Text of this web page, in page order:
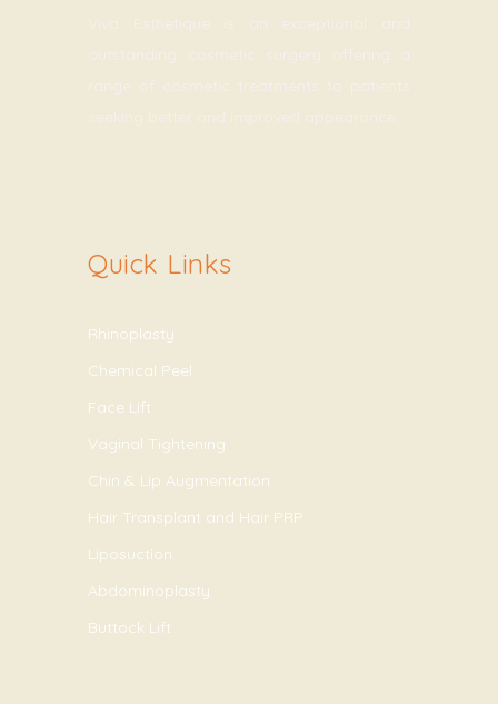
Viva Esthetique is an exceptional and
outstanding cosmetic surgery offering a
range of cosmetic treatments to patients
seeking better and improved appearance.
Quick Links
Rhinoplasty
Chemical Peel
Face Lift
Vaginal Tightening
Chin & Lip Augmentation
Hair Transplant and Hair PRP
Liposuction
Abdominoplasty
Buttock Lift